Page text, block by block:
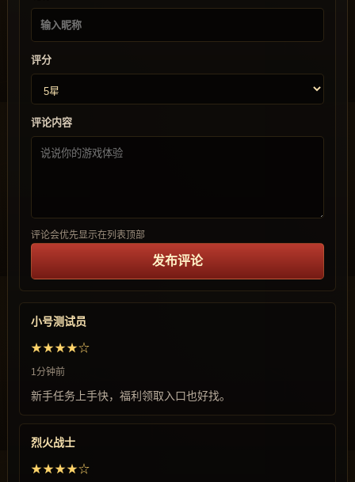
评分
评论内容
评论会优先显示在列表顶部
发布评论
小号测试员
★★★★☆
1分钟前
新手任务上手快，福利领取入口也好找。
烈火战士
★★★★☆